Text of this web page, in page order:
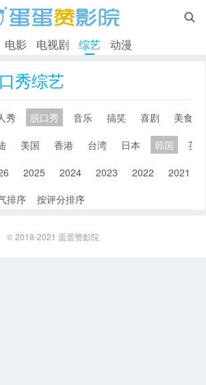

电影 电视剧 综艺 动漫
秀综艺
秀 脱口秀 音乐 搞笑 喜剧
美食
美国 香港 台湾 日本 韩国
英
2025 2024 2023 2022 2021
排序 按评分排序
© 2018-2021 蛋蛋赞影院